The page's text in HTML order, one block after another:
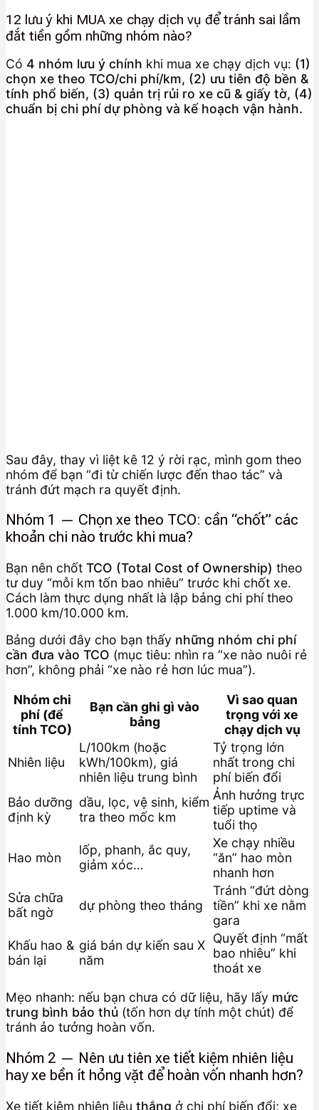
12 lưu ý khi MUA xe chạy dịch vụ để tránh sai lầm
đắt tiền gồm những nhóm nào?
Có 4 nhóm lưu ý chính khi mua xe chạy dịch vụ: (1)
chọn xe theo TCO/chi phí/km, (2) ưu tiên độ bền &
tính phổ biến, (3) quản trị rủi ro xe cũ & giấy tờ, (4)
chuẩn bị chi phí dự phòng và kế hoạch vận hành.
Sau đây, thay vì liệt kê 12 ý rời rạc, mình gom theo
nhóm để bạn “đi từ chiến lược đến thao tác” và
tránh đứt mạch ra quyết định.
Nhóm 1 — Chọn xe theo TCO: cần “chốt” các
khoản chi nào trước khi mua?
Bạn nên chốt TCO (Total Cost of Ownership) theo
tư duy “mỗi km tốn bao nhiêu” trước khi chốt xe.
Cách làm thực dụng nhất là lập bảng chi phí theo
1.000 km/10.000 km.
Bảng dưới đây cho bạn thấy những nhóm chi phí
cần đưa vào TCO (mục tiêu: nhìn ra “xe nào nuôi rẻ
hơn”, không phải “xe nào rẻ hơn lúc mua”).
Nhóm chi
phí (để
tính TCO)
Bạn cần ghi gì vào
bảng
Vì sao quan
trọng với xe
chạy dịch vụ
Nhiên liệu
L/100km (hoặc
kWh/100km), giá
nhiên liệu trung bình
Tỷ trọng lớn
nhất trong chi
phí biến đổi
Bảo dưỡng
định kỳ
dầu, lọc, vệ sinh, kiểm
tra theo mốc km
Ảnh hưởng trực
tiếp uptime và
tuổi thọ
Hao mòn
lốp, phanh, ắc quy,
giảm xóc…
Xe chạy nhiều
“ăn” hao mòn
nhanh hơn
Sửa chữa
bất ngờ
dự phòng theo tháng
Tránh “đứt dòng
tiền” khi xe nằm
gara
Khấu hao &
bán lại
giá bán dự kiến sau X
năm
Quyết định “mất
bao nhiêu” khi
thoát xe
Mẹo nhanh: nếu bạn chưa có dữ liệu, hãy lấy mức
trung bình bảo thủ (tốn hơn dự tính một chút) để
tránh ảo tưởng hoàn vốn.
Nhóm 2 — Nên ưu tiên xe tiết kiệm nhiên liệu
hay xe bền ít hỏng vặt để hoàn vốn nhanh hơn?
Xe tiết kiệm nhiên liệu thắng ở chi phí biến đổi; xe